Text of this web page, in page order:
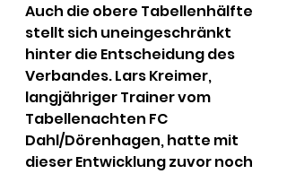
Auch die obere Tabellenhälfte
stellt sich uneingeschränkt
hinter die Entscheidung des
Verbandes. Lars Kreimer,
langjähriger Trainer vom
Tabellenachten FC
Dahl/Dörenhagen, hatte mit
dieser Entwicklung zuvor noch